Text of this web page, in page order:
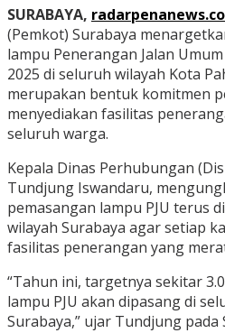
SURABAYA,
(Pemkot) Surabaya
lampu Penerangan Jalan
2025 di seluruh wilayah Kota
merupakan bentuk komitmen
menyediakan fasilitas
seluruh warga.
Kepala Dinas Perhubungan
Tundjung Iswandaru,
pemasangan lampu PJU terus
wilayah Surabaya agar setiap
fasilitas penerangan yang
“Tahun ini, targetnya sekitar
lampu PJU akan dipasang di
Surabaya,” ujar Tundjung pada